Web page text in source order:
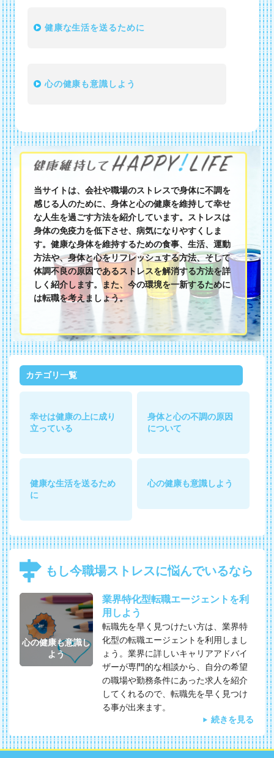
健康な生活を送るために
心の健康も意識しよう
当サイトは、会社や職場のストレスで身体に不調を
感じる人のために、身体と心の健康を維持して幸せ
な人生を過ごす方法を紹介しています。ストレスは
身体の免疫力を低下させ、病気になりやすくしま
す。健康な身体を維持するための食事、生活、運動
方法や、身体と心をリフレッシュする方法、そして
体調不良の原因であるストレスを解消する方法を詳
しく紹介します。また、今の環境を一新するために
は転職を考えましょう。
カテゴリ一覧
幸せは健康の上に成り
立っている
身体と心の不調の原因
について
健康な生活を送るため
に
心の健康も意識しよう
もし今職場ストレスに悩んでいるなら
心の健康も意識し
よう
業界特化型転職エージェントを利
用しよう
転職先を早く見つけたい方は、業界特
化型の転職エージェントを利用しまし
ょう。業界に詳しいキャリアアドバイ
ザーが専門的な相談から、自分の希望
の職場や勤務条件にあった求人を紹介
してくれるので、転職先を早く見つけ
る事が出来ます。
続きを見る